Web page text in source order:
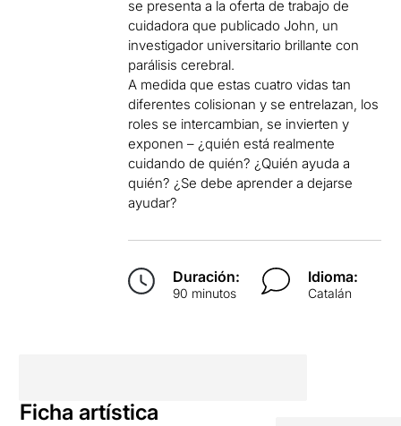
se presenta a la oferta de trabajo de
cuidadora que publicado John, un
investigador universitario brillante con
parálisis cerebral.
A medida que estas cuatro vidas tan
diferentes colisionan y se entrelazan, los
roles se intercambian, se invierten y
exponen – ¿quién está realmente
cuidando de quién? ¿Quién ayuda a
quién? ¿Se debe aprender a dejarse
ayudar?
Duración:
90 minutos
Idioma:
Catalán
Ficha artística